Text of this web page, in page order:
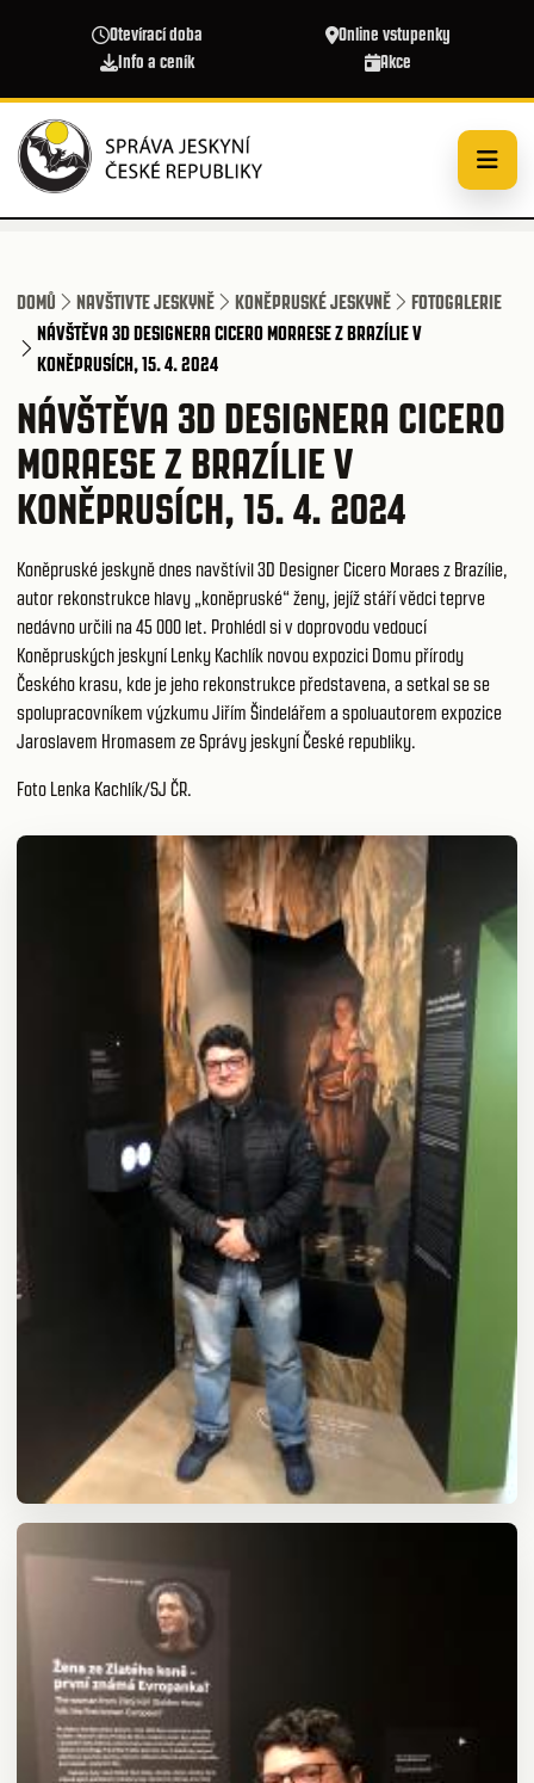
Otevírací doba
Online vstupenky
Info a ceník
Akce
DOMŮ NAVŠTIVTE JESKYNĚ KONĚPRUSKÉ JESKYNĚ
FOTOGALERIE
NÁVŠTĚVA 3D DESIGNERA CICERO MORAESE Z BRAZÍLIE V
KONĚPRUSÍCH, 15. 4. 2024
NÁVŠTĚVA 3D DESIGNERA CICERO
MORAESE Z BRAZÍLIE V
KONĚPRUSÍCH, 15. 4. 2024
Koněpruské jeskyně dnes navštívil 3D Designer Cicero Moraes z Brazílie,
autor rekonstrukce hlavy „koněpruské“ ženy, jejíž stáří vědci teprve
nedávno určili na 45 000 let. Prohlédl si v doprovodu vedoucí
Koněpruských jeskyní Lenky Kachlík novou expozici Domu přírody
Českého krasu, kde je jeho rekonstrukce představena, a setkal se se
spolupracovníkem výzkumu Jiřím Šindelářem a spoluautorem expozice
Jaroslavem Hromasem ze Správy jeskyní České republiky.
Foto Lenka Kachlík/SJ ČR.